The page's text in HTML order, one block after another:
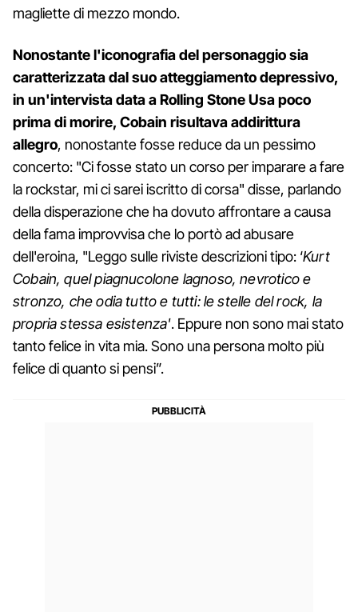
magliette di mezzo mondo.
Nonostante l'iconografia del personaggio sia
caratterizzata dal suo atteggiamento depressivo,
in un'intervista data a Rolling Stone Usa poco
prima di morire, Cobain risultava addirittura
allegro, nonostante fosse reduce da un pessimo
concerto: "Ci fosse stato un corso per imparare a fare
la rockstar, mi ci sarei iscritto di corsa" disse, parlando
della disperazione che ha dovuto affrontare a causa
della fama improvvisa che lo portò ad abusare
dell'eroina, "Leggo sulle riviste descrizioni tipo: ‘Kurt
Cobain, quel piagnucolone lagnoso, nevrotico e
stronzo, che odia tutto e tutti: le stelle del rock, la
propria stessa esistenza'. Eppure non sono mai stato
tanto felice in vita mia. Sono una persona molto più
felice di quanto si pensi”.